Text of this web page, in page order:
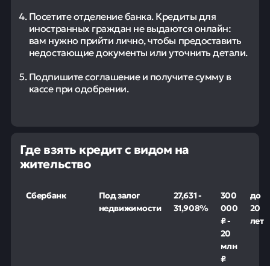
Посетите отделение банка. Кредиты для
иностранных граждан не выдаются онлайн:
вам нужно прийти лично, чтобы предоставить
недостающие документы или уточнить детали.
Подпишите соглашение и получите сумму в
кассе при одобрении.
Где взять кредит с видом на
жительство
Сбербанк
Под залог
недвижимости
27,631 -
31,908%
300
000
₽ -
20
млн
₽
до
20
лет